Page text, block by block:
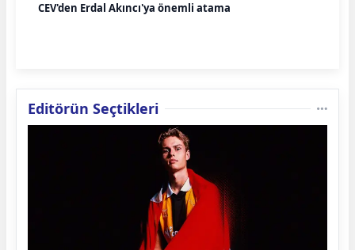
CEV'den Erdal Akıncı'ya önemli atama
Editörün Seçtikleri